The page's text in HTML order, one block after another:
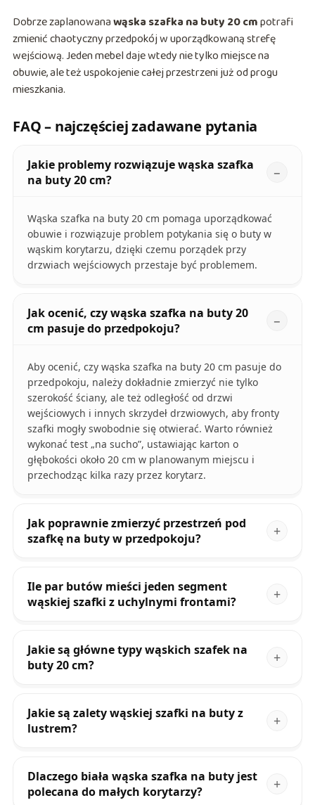
Dobrze zaplanowanawąska szafka na buty 20 cmpotrafi
zmienić chaotyczny przedpokój w uporządkowaną strefę
wejściową. Jeden mebel daje wtedy nie tylko miejsce na
obuwie, ale też uspokojenie całej przestrzeni już od progu
mieszkania.
FAQ – najczęściej zadawane pytania
Jakie problemy rozwiązuje wąska szafka
na buty 20 cm?
Wąska szafka na buty 20 cm pomaga uporządkować
obuwie i rozwiązuje problem potykania się o buty w
wąskim korytarzu, dzięki czemu porządek przy
drzwiach wejściowych przestaje być problemem.
Jak ocenić, czy wąska szafka na buty 20
cm pasuje do przedpokoju?
Aby ocenić, czy wąska szafka na buty 20 cm pasuje do
przedpokoju, należy dokładnie zmierzyć nie tylko
szerokość ściany, ale też odległość od drzwi
wejściowych i innych skrzydeł drzwiowych, aby fronty
szafki mogły swobodnie się otwierać. Warto również
wykonać test „na sucho”, ustawiając karton o
głębokości około 20 cm w planowanym miejscu i
przechodząc kilka razy przez korytarz.
Jak poprawnie zmierzyć przestrzeń pod
szafkę na buty w przedpokoju?
Ile par butów mieści jeden segment
wąskiej szafki z uchylnymi frontami?
Jakie są główne typy wąskich szafek na
buty 20 cm?
Jakie są zalety wąskiej szafki na buty z
lustrem?
Dlaczego biała wąska szafka na buty jest
polecana do małych korytarzy?